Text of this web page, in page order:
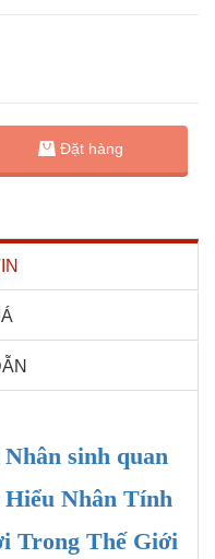
Đặt hàng
sinh quan
Nhân Tính
Trong Thế Giới